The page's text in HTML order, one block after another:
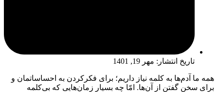
تاریخ انتشار: مهر 19, 1401
همه ما آدم‌ها به کلمه نیاز داریم؛ برای فکرکردن به احساساتمان و
برای سخن گفتن از آن‌ها. امّا چه بسیار زمان‌هایی که بی‌کلمه